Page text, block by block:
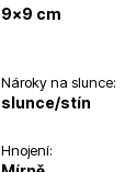
9x9 cm
Nároky na slunce:
slunce/stín
Hnojení: